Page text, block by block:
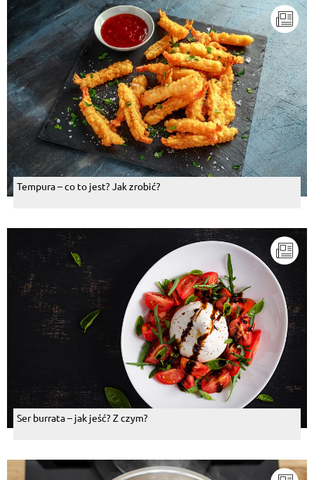
Tempura – co to jest? Jak zrobić?
Ser burrata – jak jeść? Z czym?